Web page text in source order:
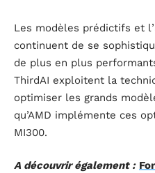
Les modèles prédictifs et
continuent de se
de plus en plus
ThirdAI exploitent la
optimiser les grands
qu’AMD implémente ces
MI300.
A découvrir également :